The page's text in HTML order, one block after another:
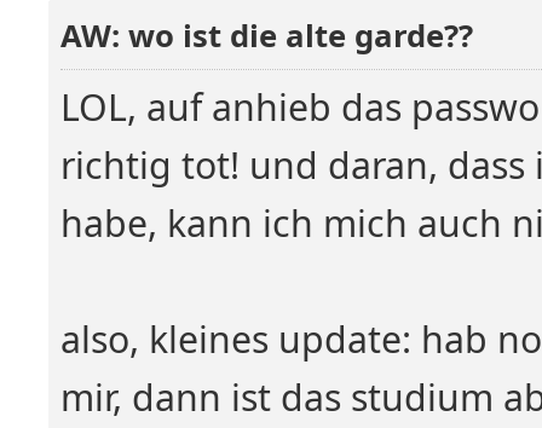
AW: wo ist die alte garde??
LOL, auf anhieb das
richtig tot! und daran,
habe, kann ich mich auch
also, kleines update: hab
mir, dann ist das studium